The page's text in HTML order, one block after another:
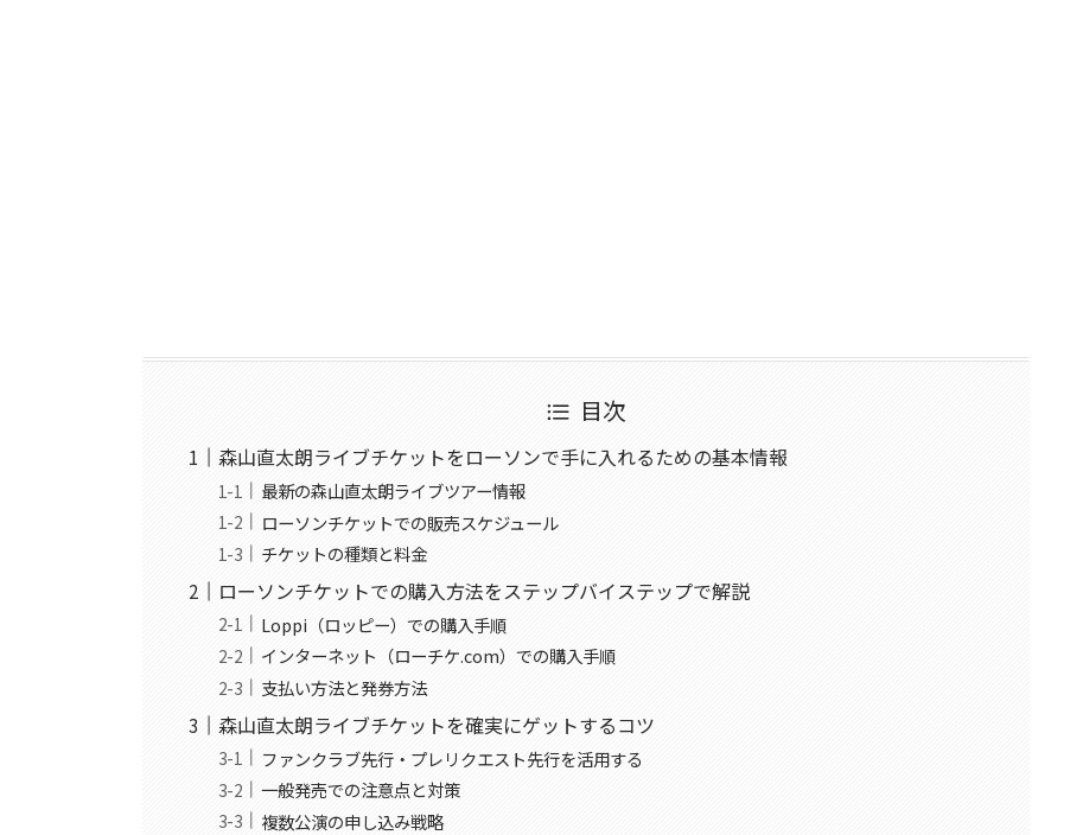
目次
森山直太朗ライブチケットをローソンで手に入れるための基本情報
最新の森山直太朗ライブツアー情報
ローソンチケットでの販売スケジュール
チケットの種類と料金
ローソンチケットでの購入方法をステップバイステップで解説
Loppi（ロッピー）での購入手順
インターネット（ローチケ.com）での購入手順
支払い方法と発券方法
森山直太朗ライブチケットを確実にゲットするコツ
ファンクラブ先行・プレリクエスト先行を活用する
一般発売での注意点と対策
複数公演の申し込み戦略